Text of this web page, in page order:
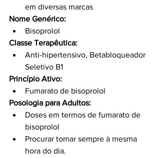
em diversas marcas
Nome Genérico:
Bisoprolol
Classe Terapêutica:
Anti-hipertensivo, Betabloqueador
Seletivo B1
Princípio Ativo:
Fumarato de bisoprolol
Posologia para Adultos:
Doses em termos de fumarato de
bisoprolol
Procurar tomar sempre à mesma
hora do dia.